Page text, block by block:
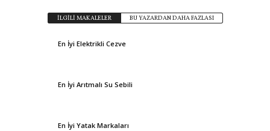
İLGİLİ MAKALELER BU YAZARDAN DAHA FAZLASI
En İyi Elektrikli Cezve
En İyi Arıtmalı Su Sebili
En İyi Yatak Markaları